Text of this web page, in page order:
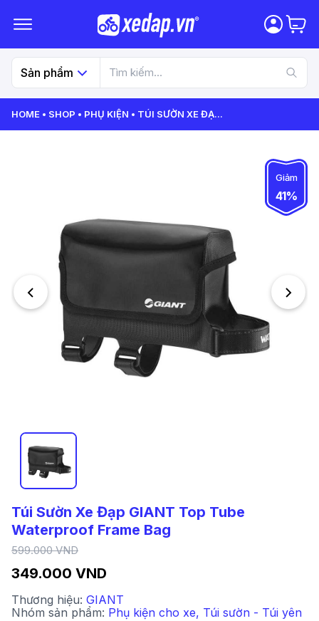
Sản phẩm
HOME SHOP PHỤ KIỆN TÚI SƯỜN XE ĐẠ...
Giảm
41%
Túi Sườn Xe Đạp GIANT Top Tube
Waterproof Frame Bag
349.000 VND
599.000 VND
Thương hiệu: GIANT
Nhóm sản phẩm: Phụ kiện cho xe, Túi sườn - Túi yên